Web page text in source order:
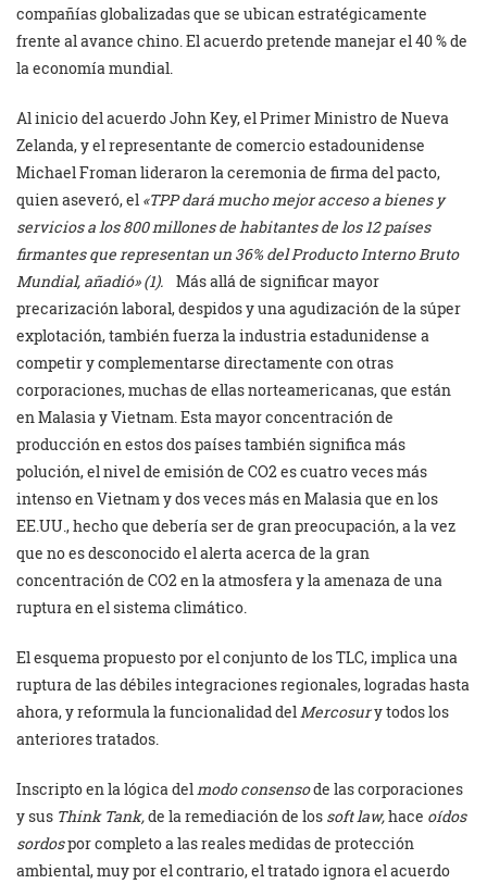
compañías globalizadas que se ubican estratégicamente
frente al avance chino. El acuerdo pretende manejar el 40 % de
la economía mundial.
Al inicio del acuerdo John Key, el Primer Ministro de Nueva
Zelanda, y el representante de comercio estadounidense
Michael Froman lideraron la ceremonia de firma del pacto,
quien aseveró, el «TPP dará mucho mejor acceso a bienes y
servicios a los 800 millones de habitantes de los 12 países
firmantes que representan un 36% del Producto Interno Bruto
Mundial, añadió» (1).
Más allá de significar mayor
precarización laboral, despidos y una agudización de la súper
explotación, también fuerza la industria estadunidense a
competir y complementarse directamente con otras
corporaciones, muchas de ellas norteamericanas, que están
en Malasia y Vietnam. Esta mayor concentración de
producción en estos dos países también significa más
polución, el nivel de emisión de CO2 es cuatro veces más
intenso en Vietnam y dos veces más en Malasia que en los
EE.UU., hecho que debería ser de gran preocupación, a la vez
que no es desconocido el alerta acerca de la gran
concentración de CO2 en la atmosfera y la amenaza de una
ruptura en el sistema climático.
El esquema propuesto por el conjunto de los TLC, implica una
ruptura de las débiles integraciones regionales, logradas hasta
ahora, y reformula la funcionalidad delMercosury todos los
anteriores tratados.
Inscripto en la lógica delmodo consensode las corporaciones
y sus Think Tank,de la remediación de los soft law,hace oídos
sordospor completo a las reales medidas de protección
ambiental, muy por el contrario, el tratado ignora el acuerdo